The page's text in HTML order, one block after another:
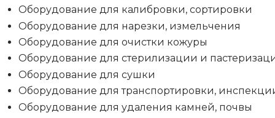
Оборудование для калибровки, сортировки
Оборудование для нарезки, измельчения
Оборудование для очистки кожуры
Оборудование для стерилизации и
Оборудование для сушки
Оборудование для транспортировки,
Оборудование для удаления камней, почвы